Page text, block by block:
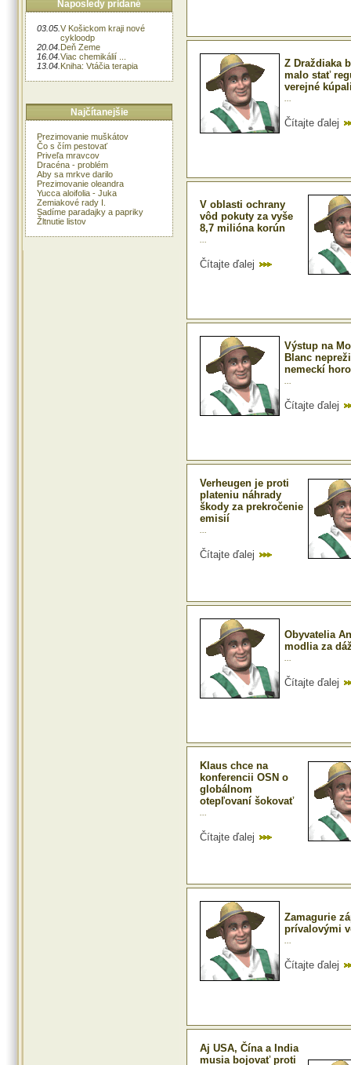
Naposledy pridané
03.05. V Košickom kraji nové
cykloodp
20.04. Deň Zeme
16.04. Viac chemikálií ...
13.04. Kniha: Vtáčia terapia
Najčítanejšie
Prezimovanie muškátov
Čo s čím pestovať
Priveľa mravcov
Dracéna - problém
Aby sa mrkve darilo
Prezimovanie oleandra
Yucca aloifolia - Juka
Zemiakové rady I.
Sadíme paradajky a papriky
Žltnutie listov
Z Draždiaka
malo stať
verejné
...
Čítajte ďalej
V oblasti ochrany
vôd pokuty za vyše
8,7 milióna korún
...
Čítajte ďalej
Výstup na
Blanc
nemeckí
...
Čítajte ďalej
Verheugen je proti
plateniu náhrady
škody za prekročenie
emisií
...
Čítajte ďalej
Obyvatelia
modlia za
...
Čítajte ďalej
Klaus chce na
konferencii OSN o
globálnom
otepľovaní šokovať
...
Čítajte ďalej
Zamagurie
prívalovými
...
Čítajte ďalej
Aj USA, Čína a India
musia bojovať proti